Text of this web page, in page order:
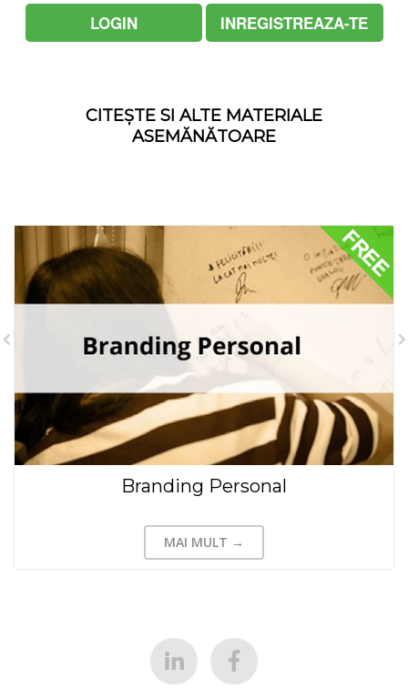
LOGIN INREGISTREAZA-TE
CITEȘTE SI ALTE MATERIALE
ASEMĂNĂTOARE
Branding Personal
MAI MULT →